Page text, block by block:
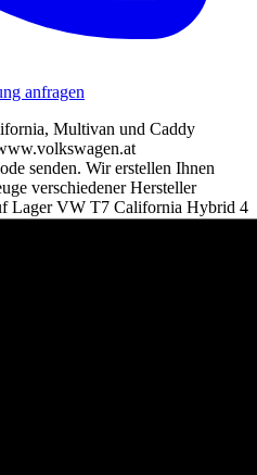
anfragen
Multivan und Caddy
senden. Wir erstellen Ihnen
verschiedener Hersteller
Lager VW T7 California Hybrid 4